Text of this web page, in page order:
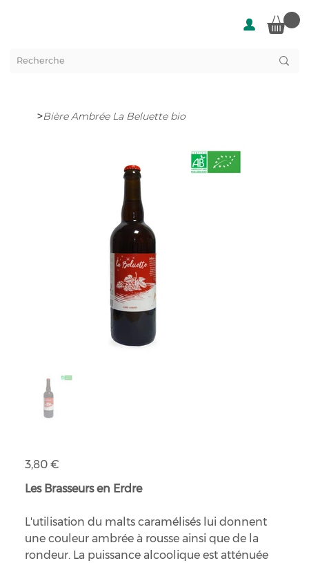
>Bière Ambrée La Beluette bio
Prix
3,80 €
Les Brasseurs en Erdre
L'utilisation du malts caramélisés lui donnent
une couleur ambrée à rousse ainsi que de la
rondeur. La puissance alcoolique est atténuée